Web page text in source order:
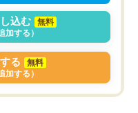
込む
無料
加する）
る
無料
加する）